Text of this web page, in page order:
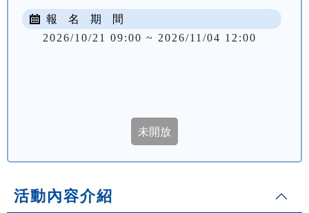
報 名 期 間
2026/10/21 09:00 ~ 2026/11/04 12:00
活動內容介紹